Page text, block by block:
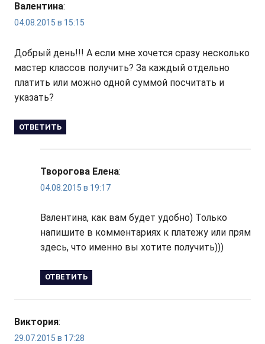
Валентина:
04.08.2015 в 15:15
Добрый день!!! А если мне хочется сразу несколько
мастер классов получить? За каждый отдельно
платить или можно одной суммой посчитать и
указать?
ОТВЕТИТЬ
Творогова Елена:
04.08.2015 в 19:17
Валентина, как вам будет удобно) Только
напишите в комментариях к платежу или прям
здесь, что именно вы хотите получить)))
ОТВЕТИТЬ
Виктория:
29.07.2015 в 17:28